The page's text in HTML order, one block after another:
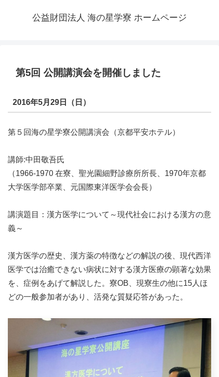
公益財団法人 海の星学寮 ホームページ
第5回 公開講演会を開催しました
2016年5月29日（日）
第５回海の星学寮公開講演会（京都平安ホテル）
講師:中田敬吾氏
（1966-1970 在寮、聖光園細野診療所所長、1970年京都
大学医学部卒業、元国際東洋医学会会長）
講演題目：漢方医学について～現代社会における漢方の意
義～
漢方医学の歴史、漢方薬の特徴などの解説の後、現代西洋
医学では治癒できない病状に対する漢方医療の顕著な効果
を、症例をあげて解説した。寮OB、現寮生の他に15人ほ
どの一般参加者があり、活発な質疑応答があった。